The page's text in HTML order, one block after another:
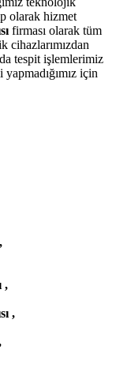
olarak hizmet
firması olarak tüm
cihazlarımızdan
tespit işlemlerimiz
için
,
,